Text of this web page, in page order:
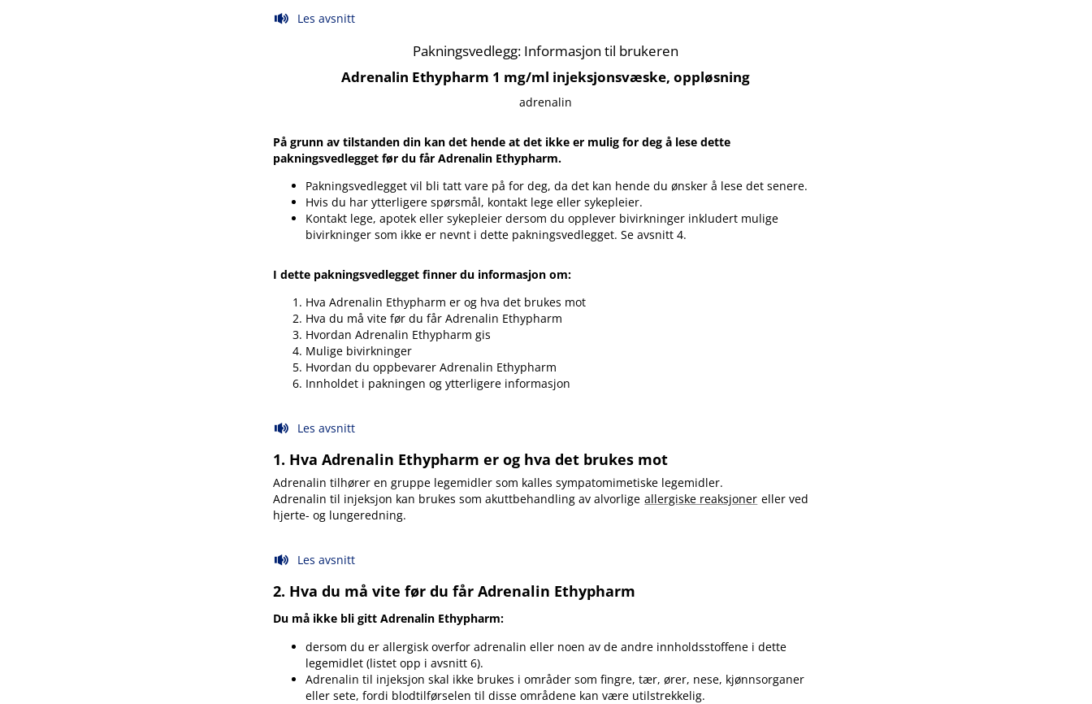
Les avsnitt
Pakningsvedlegg: Informasjon til brukeren
Adrenalin Ethypharm 1 mg/ml injeksjonsvæske, oppløsning
adrenalin
På grunn av tilstanden din kan det hende at det ikke er mulig for deg å lese dette
pakningsvedlegget før du får Adrenalin Ethypharm.
Pakningsvedlegget vil bli tatt vare på for deg, da det kan hende du ønsker å lese det senere.
Hvis du har ytterligere spørsmål, kontakt lege eller sykepleier.
Kontakt lege, apotek eller sykepleier dersom du opplever bivirkninger inkludert mulige
bivirkninger som ikke er nevnt i dette pakningsvedlegget. Se avsnitt 4.
I dette pakningsvedlegget finner du informasjon om:
Hva Adrenalin Ethypharm er og hva det brukes mot
Hva du må vite før du får Adrenalin Ethypharm
Hvordan Adrenalin Ethypharm gis
Mulige bivirkninger
Hvordan du oppbevarer Adrenalin Ethypharm
Innholdet i pakningen og ytterligere informasjon
Les avsnitt
1. Hva Adrenalin Ethypharm er og hva det brukes mot
Adrenalin tilhører en gruppe legemidler som kalles sympatomimetiske legemidler.
Adrenalin til injeksjon kan brukes som akuttbehandling av alvorlige allergiske reaksjoner eller ved
hjerte- og lungeredning.
Les avsnitt
2. Hva du må vite før du får Adrenalin Ethypharm
Du må ikke bli gitt Adrenalin Ethypharm:
dersom du er allergisk overfor adrenalin eller noen av de andre innholdsstoffene i dette
legemidlet (listet opp i avsnitt 6).
Adrenalin til injeksjon skal ikke brukes i områder som fingre, tær, ører, nese, kjønnsorganer
eller sete, fordi blodtilførselen til disse områdene kan være utilstrekkelig.